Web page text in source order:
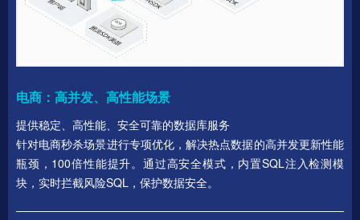
电商：高并发、高性能场景
提供稳定、高性能、安全可靠的数据库服务
针对电商秒杀场景进行专项优化，解决热点数据的高并发更新性能
瓶颈，100倍性能提升。通过高安全模式，内置SQL注入检测模
块，实时拦截风险SQL，保护数据安全。